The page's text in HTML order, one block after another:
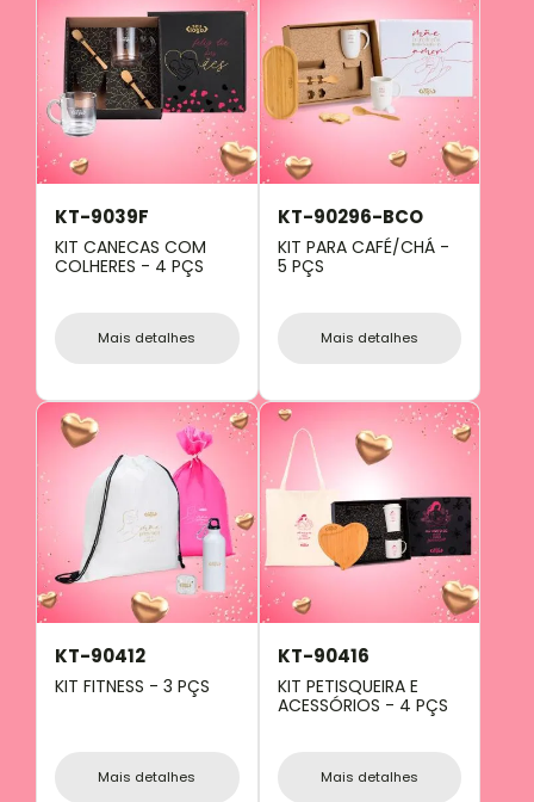
KT-9039F
KIT CANECAS COM
COLHERES - 4 PÇS
Mais detalhes
KT-90296-BCO
KIT PARA CAFÉ/CHÁ -
5 PÇS
Mais detalhes
KT-90412
KIT FITNESS - 3 PÇS
Mais detalhes
KT-90416
KIT PETISQUEIRA E
ACESSÓRIOS - 4 PÇS
Mais detalhes